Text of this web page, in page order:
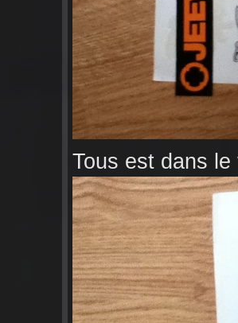
Tous est dans le